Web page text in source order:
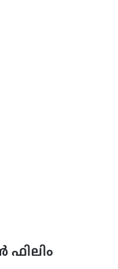
ടോവിനോ